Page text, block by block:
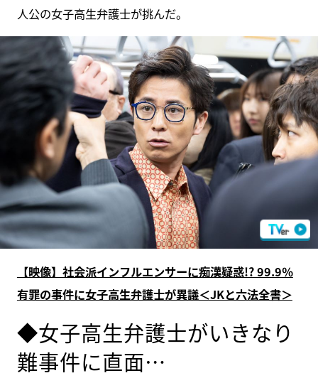
人公の女子高生弁護士が挑んだ。
【映像】社会派インフルエンサーに痴漢疑惑!? 99.9％
有罪の事件に女子高生弁護士が異議＜JKと六法全書＞
◆女子高生弁護士がいきなり
難事件に直面…